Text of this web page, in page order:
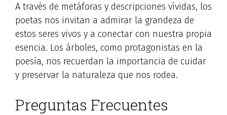
A través de metáforas y descripciones vívidas, los
poetas nos invitan a admirar la grandeza de
estos seres vivos y a conectar con nuestra propia
esencia. Los árboles, como protagonistas en la
poesía, nos recuerdan la importancia de cuidar
y preservar la naturaleza que nos rodea.
Preguntas Frecuentes